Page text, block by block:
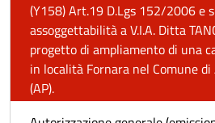
(Y158) Art.19 D.Lgs 152/2006 e
assoggettabilità a V.I.A. Ditta
progetto di ampliamento di una
in località Fornara nel Comune
(AP).